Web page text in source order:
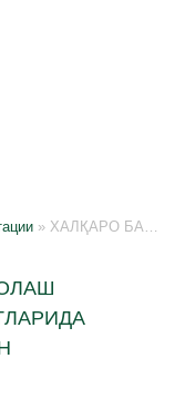
» ХАЛҚАРО БАҲОЛАШ ДАСТУРЛАРИНИНГ СТАНДАРТЛАРИДА (FRAMEWORK) ҚАЙД ЭТИЛГАН КОМПЕТЕНЦИЯЛАР